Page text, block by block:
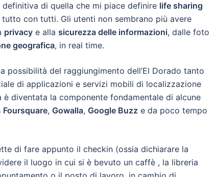
di quella che mi piace definire life sharing
con tutti. Gli utenti non sembrano più avere
privacy e alla sicurezza delle informazioni, dalle foto
geografica, in real time.
possibilità del raggiungimento dell’El Dorado tanto
di applicazioni e servizi mobili di localizzazione
diventata la componente fondamentale di alcune
Foursquare, Gowalla, Google Buzz e da poco tempo
di fare appunto il checkin (ossia dichiarare la
il luogo in cui si è bevuto un caffè , la libreria